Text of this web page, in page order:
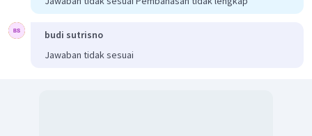
budi sutrisno
Jawaban tidak sesuai